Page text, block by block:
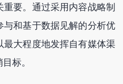
要。通过采用内容战略制
和基于数据见解的分析优
大程度地发挥自有媒体渠
标。